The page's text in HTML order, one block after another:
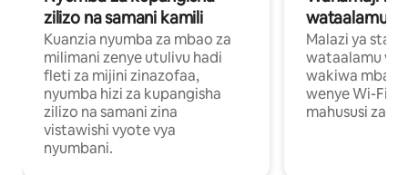
zilizo na samani kamili
Kuanzia nyumba za mbao za
milimani zenye utulivu hadi
fleti za mijini zinazofaa,
nyumba hizi za kupangisha
zilizo na samani zina
vistawishi vyote vya
nyumbani.
wataalamu
Malazi ya
wataalamu
wakiwa mbali
wenye Wi-Fi
mahususi za